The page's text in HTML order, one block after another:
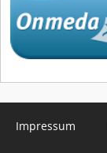
Impressum